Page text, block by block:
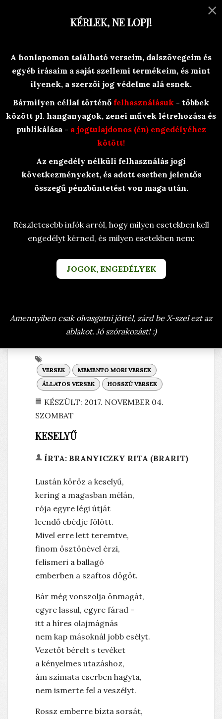
valóság-ok
Branyiczky Rita
×
KÉRLEK, NE LOPJ!
A honlapomon található verseim, dalszövegeim és
egyéb írásaim a saját szellemi termékeim, és mint
ilyenek, a szerzői jog védelme alá esnek.
Bármilyen céllal történő felhasználásuk - többek
között pl. hanganyagok, zenei művek létrehozása és
publikálása - a jogtulajdonos (én) engedélyéhez
kötött!
Az engedély nélküli felhasználás jogi
következményeket, és adott esetben jelentős
összegű pénzbüntetést von maga után.
Részletesebb infók arról, hogy milyen esetekben kell
engedélyt kérned, és milyen esetekben nem:
JOGOK, ENGEDÉLYEK
Amennyiben csak olvasgatni jöttél, zárd be X-szel ezt az
ablakot. Jó szórakozást! :)
BraRit Irkái Olvasósarok
Hosszú rímek
Keselyű
VERSEK
MEMENTO MORI VERSEK
ÁLLATOS VERSEK
HOSSZÚ VERSEK
KÉSZÜLT: 2017. NOVEMBER 04.
SZOMBAT
KESELYŰ
ÍRTA: BRANYICZKY RITA (BRARIT)
Lustán köröz a keselyű,
kering a magasban mélán,
rója egyre légi útját
leendő ebédje fölött.
Mivel erre lett teremtve,
finom ösztönével érzi,
felismeri a ballagó
emberben a szaftos dögöt.
Bár még vonszolja önmagát,
egyre lassul, egyre fárad -
itt a híres olajmágnás
nem kap másoknál jobb esélyt.
Vezetőt bérelt s tevéket
a kényelmes utazáshoz,
ám szimata cserben hagyta,
nem ismerte fel a veszélyt.
Rossz emberre bízta sorsát,